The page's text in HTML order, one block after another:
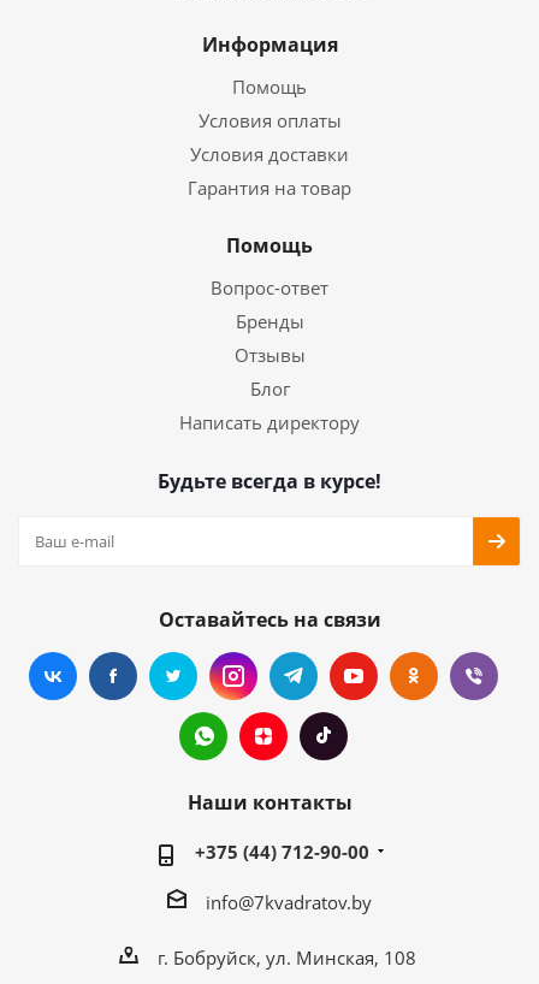
Информация
Помощь
Условия оплаты
Условия доставки
Гарантия на товар
Помощь
Вопрос-ответ
Бренды
Отзывы
Блог
Написать директору
Будьте всегда в курсе!
Оставайтесь на связи
Наши контакты
+375 (44) 712-90-00
info@7kvadratov.by
г. Бобруйск, ул. Минская, 108